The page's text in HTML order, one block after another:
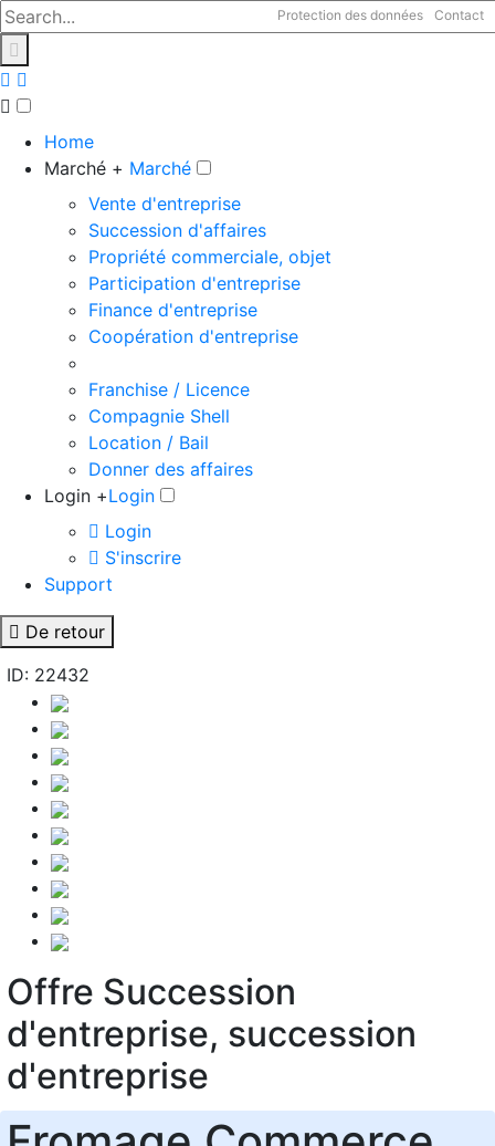
Protection des données Contact
Home
Marché + Marché
Vente d'entreprise
Succession d'affaires
Propriété commerciale, objet
Participation d'entreprise
Finance d'entreprise
Coopération d'entreprise
Franchise / Licence
Compagnie Shell
Location / Bail
Donner des affaires
Login +Login
Login
S'inscrire
Support
De retour
ID: 22432
Offre Succession
d'entreprise, succession
d'entreprise